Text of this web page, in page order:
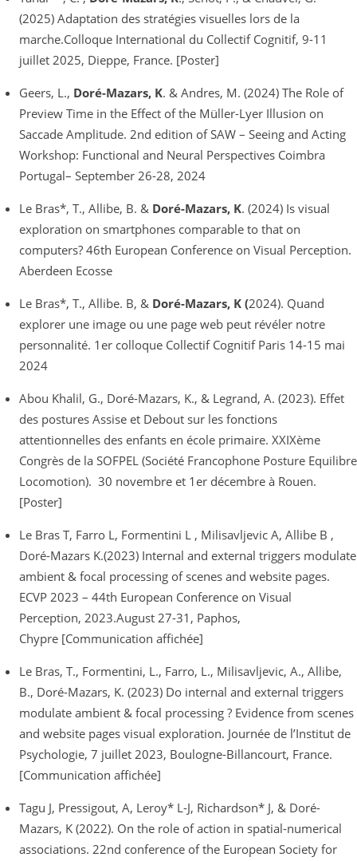
(2025) Adaptation des stratégies visuelles lors de la
marche.Colloque International du Collectif Cognitif, 9-11
juillet 2025, Dieppe, France. [Poster]
Geers, L., Doré-Mazars, K. & Andres, M. (2024) The Role of
Preview Time in the Effect of the Müller-Lyer Illusion on
Saccade Amplitude. 2nd edition of SAW – Seeing and Acting
Workshop: Functional and Neural Perspectives Coimbra
Portugal– September 26-28, 2024
Le Bras*, T., Allibe, B. &Doré-Mazars, K. (2024) Is visual
exploration on smartphones comparable to that on
computers? 46th European Conference on Visual Perception.
Aberdeen Ecosse
Le Bras*, T., Allibe. B, & Doré-Mazars, K (2024). Quand
explorer une image ou une page web peut révéler notre
personnalité. 1er colloque Collectif Cognitif Paris 14-15 mai
2024
Abou Khalil, G., Doré-Mazars, K., & Legrand, A. (2023). Effet
des postures Assise et Debout sur les fonctions
attentionnelles des enfants en école primaire. XXIXème
Congrès de la SOFPEL (Société Francophone Posture Equilibre
Locomotion). 30 novembre et 1er décembre à Rouen.
[Poster]
Le Bras T, Farro L, Formentini L , Milisavljevic A, Allibe B ,
Doré-Mazars K.(2023) Internal and external triggers modulate
ambient & focal processing of scenes and website pages.
ECVP 2023 – 44th European Conference on Visual
Perception, 2023.August 27-31, Paphos,
Chypre [Communication affichée]
Le Bras, T., Formentini, L., Farro, L., Milisavljevic, A., Allibe,
B., Doré-Mazars, K. (2023) Do internal and external triggers
modulate ambient & focal processing ? Evidence from scenes
and website pages visual exploration. Journée de l’Institut de
Psychologie, 7 juillet 2023, Boulogne-Billancourt, France.
[Communication affichée]
Tagu J, Pressigout, A, Leroy* L-J, Richardson* J, & Doré-
Mazars, K (2022). On the role of action in spatial-numerical
associations. 22nd conference of the European Society for